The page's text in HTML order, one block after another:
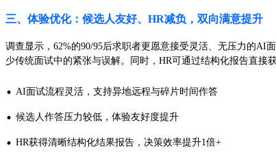
三、体验优化：候选人友好、HR减负，双向满意提升
调查显示，62%的90/95后求职者更愿意接受灵活、无压力的AI
少传统面试中的紧张与误解。同时，HR可通过结构化报告直接
· AI面试流程灵活，支持异地远程与碎片时间作答
· 候选人作答压力较低，体验友好度提升
· HR获得清晰结构化结果报告，决策效率提升1倍+